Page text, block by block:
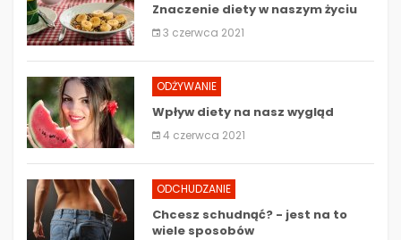
Znaczenie diety w naszym życiu
3 czerwca 2021
ODŻYWANIE
Wpływ diety na nasz wygląd
4 czerwca 2021
ODCHUDZANIE
Chcesz schudnąć? - jest na to
wiele sposobów